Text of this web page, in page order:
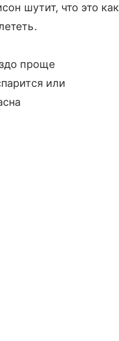
шутит, что это как
проще
или